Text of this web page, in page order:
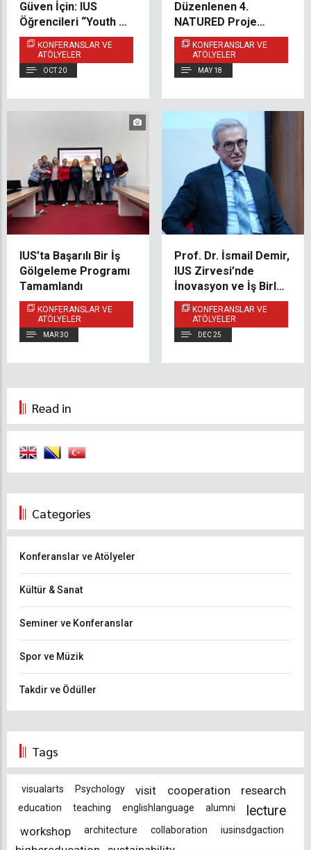
Güven İçin: IUS
Öğrencileri “Youth 4
Inclusion, Equality &
Trust” Konferansına
Katıldı
KONFERANSLAR VE
ATÖLYELER
OCT 20
Düzenlenen 4.
NATURED Proje
Ortakları Toplantısına
Katıldı
KONFERANSLAR VE
ATÖLYELER
MAY 18
IUS’ta Başarılı Bir İş
Gölgeleme Programı
Tamamlandı
KONFERANSLAR VE
ATÖLYELER
MAR 30
Prof. Dr. İsmail Demir,
IUS Zirvesi’nde
İnovasyon ve İş Birliği
Üzerine
Değerlendirmelerde
Bulundu
KONFERANSLAR VE
ATÖLYELER
DEC 25
Read in
Categories
Konferanslar ve Atölyeler
Kültür & Sanat
Seminer ve Konferanslar
Spor ve Müzik
Takdir ve Ödüller
Tags
visualarts Psychology visit cooperation research
education teaching englishlanguage alumni lecture
workshop architecture collaboration iusinsdgaction